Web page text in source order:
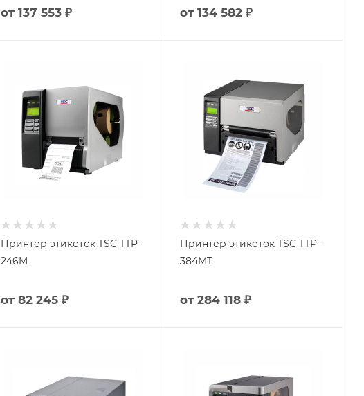
от 137 553 ₽ от134 582 ₽
Принтер этикеток TSC TTP-
246M
от 82 245 ₽
Принтер этикеток TSC TTP-
384MT
от284 118 ₽